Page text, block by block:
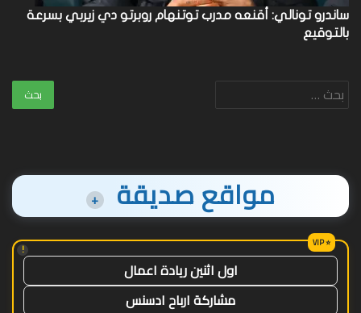
ساندرو تونالي: أقنعه مدرب توتنهام روبرتو دي زيربي بسرعة
بالتوقيع
مواقع صديقة +
!
اول اثنين ريادة اعمال
مشاركة ارباح ادسنس